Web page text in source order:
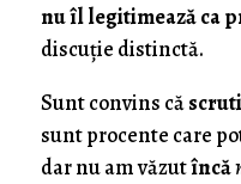
nu îl legitimează ca
discuţie distinctă.
Sunt convins că
sunt procente care
dar nu am văzutîncă